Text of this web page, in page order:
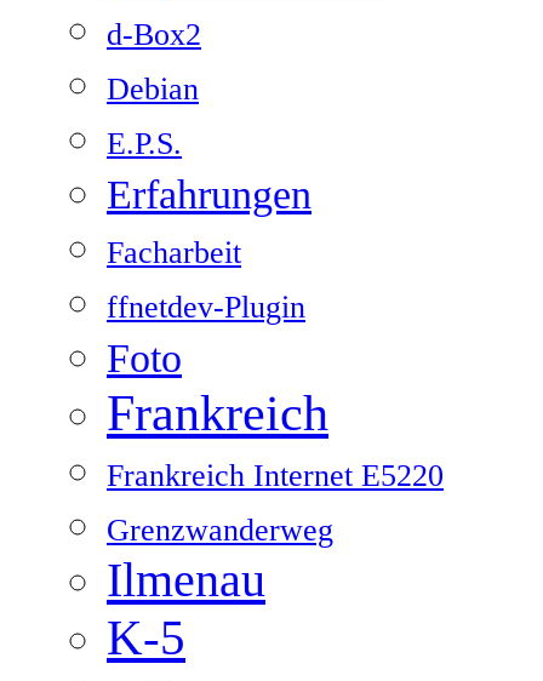
d-Box2
Debian
E.P.S.
Erfahrungen
Facharbeit
ffnetdev-Plugin
Foto
Frankreich
Frankreich Internet E5220
Grenzwanderweg
Ilmenau
K-5